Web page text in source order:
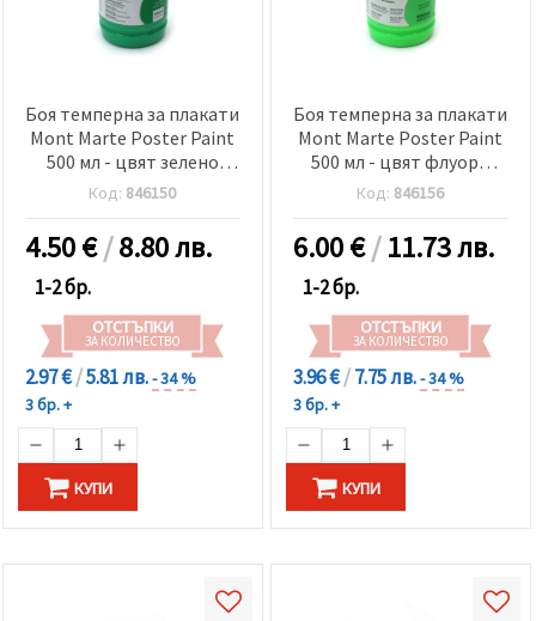
Боя темперна за плакати
Mont Marte Poster Paint
500 мл - цвят зелено
бледо
Код: 846150
4.50€/8.80 лв.
1-2 бр.
ОТСТЪПКИ
ЗА КОЛИЧЕСТВО
2.97 €/5.81 лв.- 34 %
3 бр. +
КУПИ
Боя темперна за плакати
Mont Marte Poster Paint
500 мл - цвят флуоро
зелено
Код: 846156
6.00€/11.73 лв.
1-2 бр.
ОТСТЪПКИ
ЗА КОЛИЧЕСТВО
3.96 €/7.75 лв.- 34 %
3 бр. +
КУПИ